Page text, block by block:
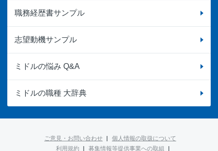
職務経歴書サンプル
志望動機サンプル
ミドルの悩み Q&A
ミドルの職種 大辞典
ご意見・お問い合わせ
個人情報の取扱について
利用規約
募集情報等提供事業への取組